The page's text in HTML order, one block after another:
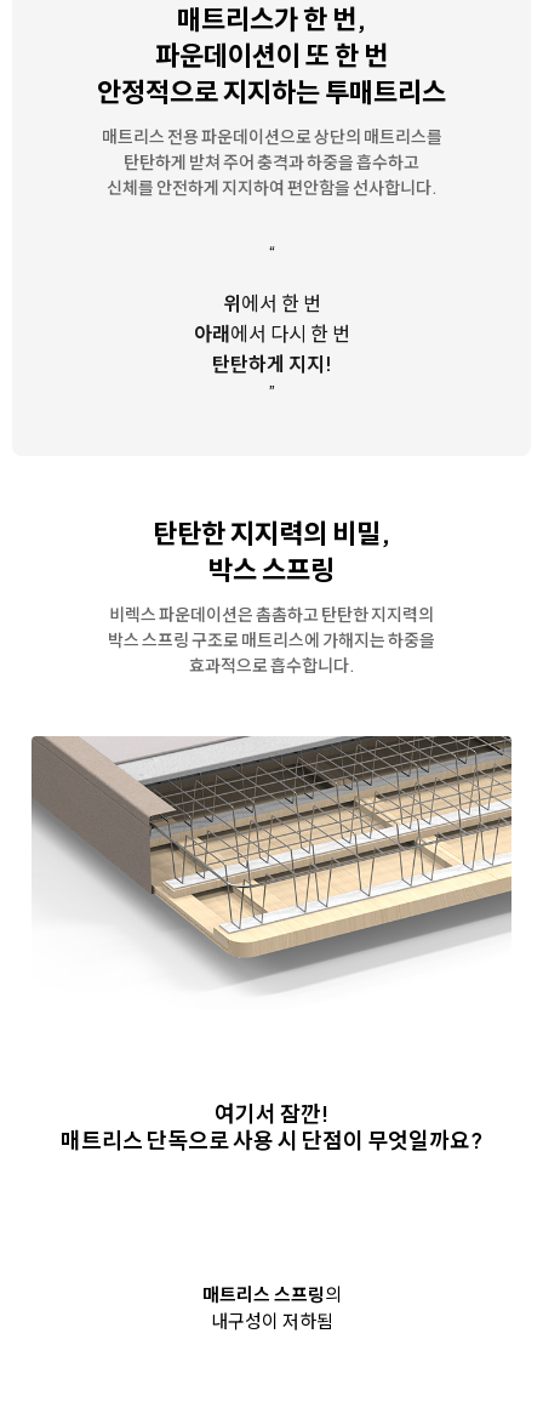
매트리스가 한 번,
파운데이션이 또 한 번
안정적으로 지지하는 투매트리스
매트리스 전용 파운데이션으로 상단의 매트리스를
탄탄하게 받쳐 주어 충격과 하중을 흡수하고
신체를 안전하게 지지하여 편안함을 선사합니다.
“
위에서 한 번
아래에서 다시 한 번
탄탄하게 지지!
”
탄탄한 지지력의 비밀,
박스 스프링
비렉스 파운데이션은 촘촘하고 탄탄한 지지력의
박스 스프링 구조로 매트리스에 가해지는 하중을
효과적으로 흡수합니다.
여기서 잠깐!
매트리스 단독으로 사용 시 단점이 무엇일까요?
매트리스 스프링의
내구성이 저하됨